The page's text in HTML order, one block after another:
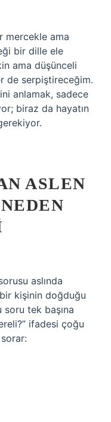
mercekle ama
bir dille ele
ama düşünceli
de serpiştireceğim.
anlamak, sadece
biraz da hayatın
ASLEN
aslında
kişinin doğduğu
tek başına
ifadesi çoğu